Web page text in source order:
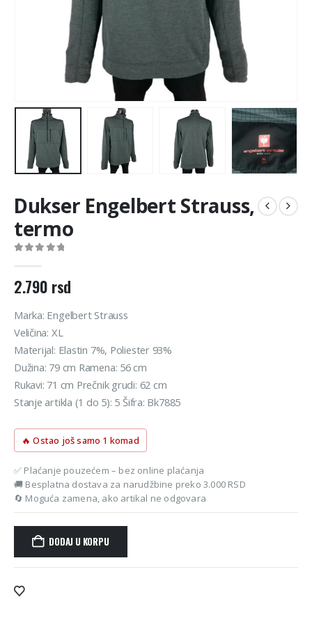
Dukser Engelbert Strauss,
termo
2.790 rsd
Marka: Engelbert Strauss
Veličina: XL
Materijal: Elastin 7%, Poliester 93%
Dužina: 79 cm Ramena: 56 cm
Rukavi: 71 cm Prečnik grudi: 62 cm
Stanje artikla (1 do 5): 5 Šifra: Bk7885
🔥 Ostao još samo 1 komad
✅ Plaćanje pouzećem – bez online plaćanja
🚚 Besplatna dostava za narudžbine preko 3.000 RSD
🔄 Moguća zamena, ako artikal ne odgovara
DODAJ U KORPU
Alternative: